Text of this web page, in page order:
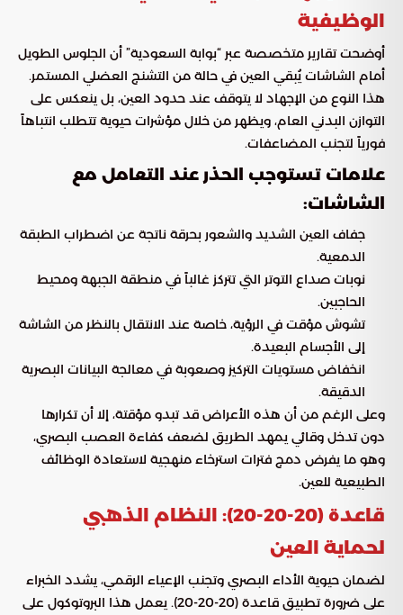
الوظيفية
أوضحت تقارير متخصصة عبر “بوابة السعودية” أن الجلوس الطويل
أمام الشاشات يُبقي العين في حالة من التشنج العضلي المستمر.
هذا النوع من الإجهاد لا يتوقف عند حدود العين، بل ينعكس على
التوازن البدني العام، ويظهر من خلال مؤشرات حيوية تتطلب انتباهاً
فورياً لتجنب المضاعفات.
علامات تستوجب الحذر عند التعامل مع
الشاشات:
جفاف العين الشديد والشعور بحرقة ناتجة عن اضطراب الطبقة
الدمعية.
نوبات صداع التوتر التي تتركز غالباً في منطقة الجبهة ومحيط
الحاجبين.
تشوش مؤقت في الرؤية، خاصة عند الانتقال بالنظر من الشاشة
إلى الأجسام البعيدة.
انخفاض مستويات التركيز وصعوبة في معالجة البيانات البصرية
الدقيقة.
وعلى الرغم من أن هذه الأعراض قد تبدو مؤقتة، إلا أن تكرارها
دون تدخل وقائي يمهد الطريق لضعف كفاءة العصب البصري،
وهو ما يفرض دمج فترات استرخاء منهجية لاستعادة الوظائف
الطبيعية للعين.
قاعدة (20-20-20): النظام الذهبي
لحماية العين
لضمان حيوية الأداء البصري وتجنب الإعياء الرقمي، يشدد الخبراء
على ضرورة تطبيق قاعدة (20-20-20). يعمل هذا البروتوكول على